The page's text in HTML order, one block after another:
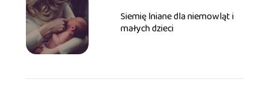
Siemię lniane dla niemowląt i
małych dzieci